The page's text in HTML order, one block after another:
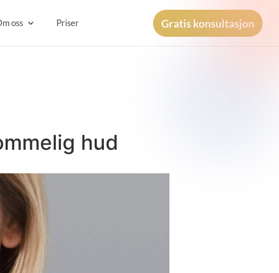
oss Priser Gratis konsultasjon
hud